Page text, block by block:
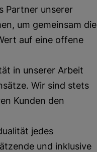
Partner unserer
um gemeinsam die
auf eine offene
in unserer Arbeit
Wir sind stets
Kunden den
jedes
und inklusive